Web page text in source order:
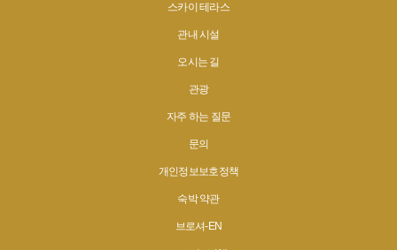
스카이 테라스
관내 시설
오시는 길
관광
자주 하는 질문
문의
개인정보보호정책
숙박 약관
브로셔-EN